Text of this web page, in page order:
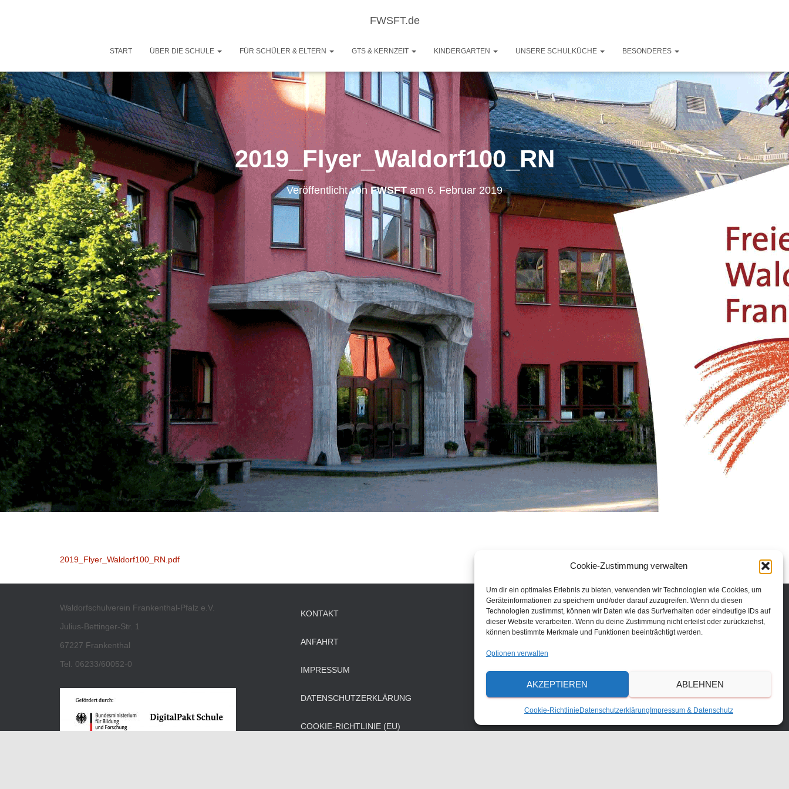
Cookie-Zustimmung verwalten
Um dir ein optimales Erlebnis zu bieten, verwenden wir Technologien wie Cookies, um
Geräteinformationen zu speichern und/oder darauf zuzugreifen. Wenn du diesen
Technologien zustimmst, können wir Daten wie das Surfverhalten oder eindeutige IDs auf
dieser Website verarbeiten. Wenn du deine Zustimmung nicht erteilst oder zurückziehst,
können bestimmte Merkmale und Funktionen beeinträchtigt werden.
Optionen verwalten
AKZEPTIEREN ABLEHNEN
Cookie-Richtlinie Datenschutzerklärung Impressum & Datenschutz
FWSFT.de
START ÜBER DIE SCHULE FÜR SCHÜLER & ELTERN GTS & KERNZEIT KINDERGARTEN UNSERE SCHULKÜCHE BESONDERES
2019_Flyer_Waldorf100_RN
Veröffentlicht vonFWSFTam6. Februar 2019
2019_Flyer_Waldorf100_RN.pdf
Waldorfschulverein Frankenthal-Pfalz e.V.
Julius-Bettinger-Str. 1
67227 Frankenthal
Tel. 06233/60052-0
KONTAKT
ANFAHRT
IMPRESSUM
DATENSCHUTZERKLÄRUNG
COOKIE-RICHTLINIE (EU)
DOWNLOADS
STELLENAUSSCHREIBUNGEN
c
Suchen …